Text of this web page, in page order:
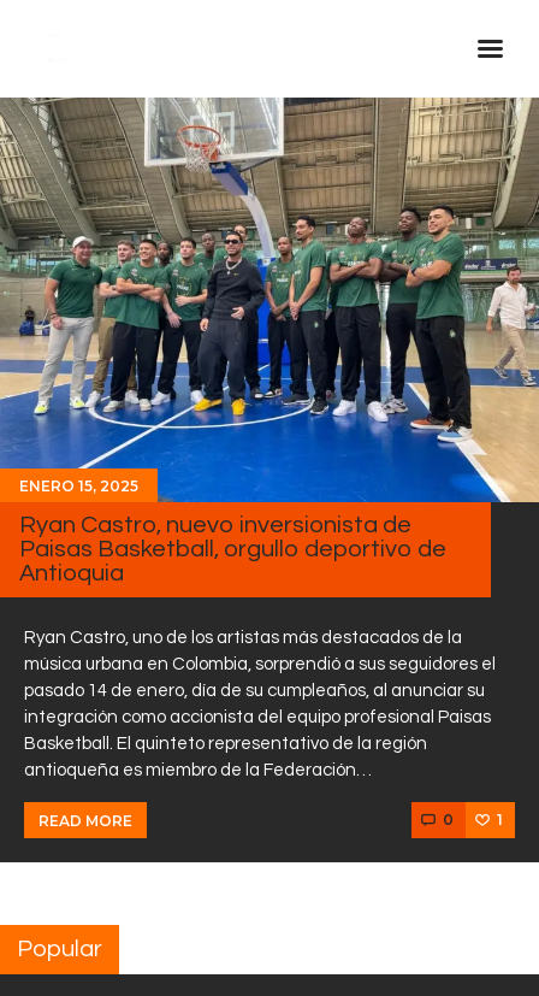
Inicio Real FM
Streaming
En Vivo
Descarga La APP
Programas
Noticias
Equipo
Sobre Nosotros
Contactos
ENERO 15, 2025
Ryan Castro, nuevo inversionista de
Paisas Basketball, orgullo deportivo de
Antioquia
Ryan Castro, uno de los artistas más destacados de la
música urbana en Colombia, sorprendió a sus seguidores el
pasado 14 de enero, día de su cumpleaños, al anunciar su
integración como accionista del equipo profesional Paisas
Basketball. El quinteto representativo de la región
antioqueña es miembro de la Federación…
READ MORE 0 1
Popular